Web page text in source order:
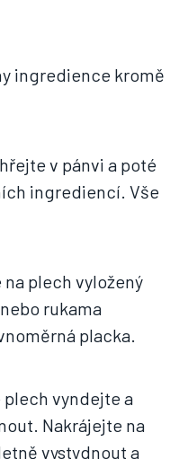
ingredience kromě
v pánvi a poté
ingrediencí. Vše
plech vyložený
rukama
placka.
vyndejte a
Nakrájejte na
vystydnout a